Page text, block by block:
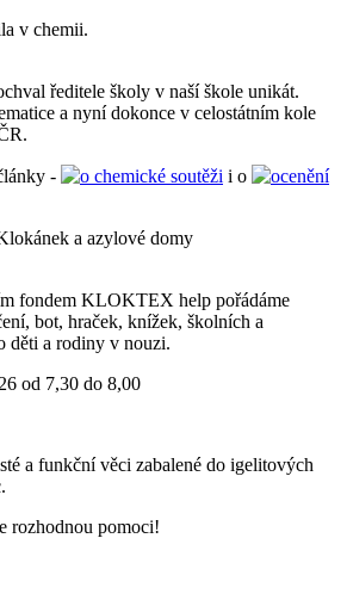
v chemii.
ředitele školy v naší škole unikát.
a nyní dokonce v celostátním kole
- o chemické soutěži i o
ocenění
a azylové domy
fondem KLOKTEX help pořádáme
bot, hraček, knížek, školních a
děti a rodiny v nouzi.
od 7,30 do 8,00
a funkční věci zabalené do igelitových
rozhodnou pomoci!